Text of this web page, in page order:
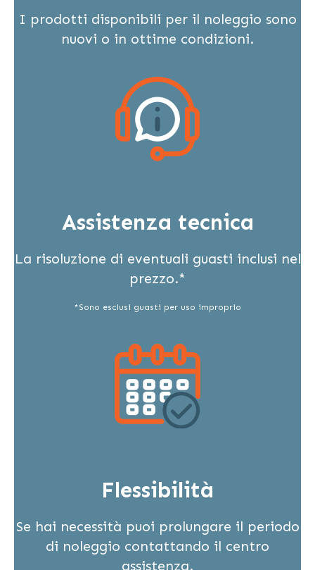
I prodotti disponibili per il noleggio sono
nuovi o in ottime condizioni.
Assistenza tecnica
La risoluzione di eventuali guasti inclusi nel
prezzo.*
*Sono esclusi guasti per uso improprio
Flessibilità
Se hai necessità puoi prolungare il periodo
di noleggio contattando il centro
assistenza.